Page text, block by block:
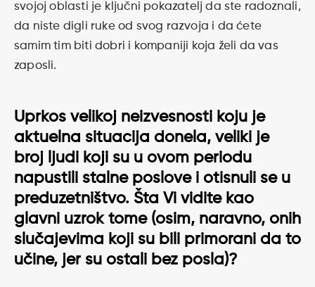
svojoj oblasti je ključni pokazatelj da ste radoznali,
da niste digli ruke od svog razvoja i da ćete
samim tim biti dobri i kompaniji koja želi da vas
zaposli.
Uprkos velikoj neizvesnosti koju je
aktuelna situacija donela, veliki je
broj ljudi koji su u ovom periodu
napustili stalne poslove i otisnuli se u
preduzetništvo. Šta Vi vidite kao
glavni uzrok tome (osim, naravno, onih
slučajevima koji su bili primorani da to
učine, jer su ostali bez posla)?